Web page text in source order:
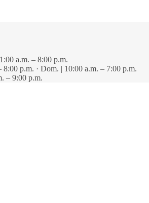
a.m. – 8:00 p.m.
8:00 p.m. · Dom. | 10:00 a.m. – 7:00 p.m.
– 9:00 p.m.